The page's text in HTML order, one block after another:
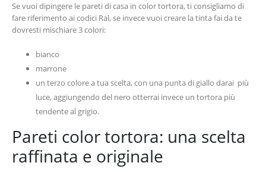
Se vuoi dipingere le pareti di casa in color tortora, ti consigliamo di
fare riferimento ai codici Ral, se invece vuoi creare la tinta fai da te
dovresti mischiare 3 colori:
bianco
marrone
un terzo colore a tua scelta, con una punta di giallo darai più
luce, aggiungendo del nero otterrai invece un tortora più
tendente al grigio.
Pareti color tortora: una scelta
raffinata e originale